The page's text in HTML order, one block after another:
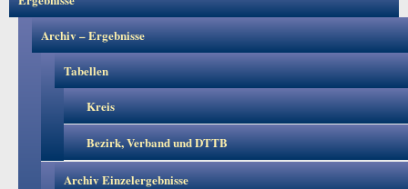
Archiv – Ergebnisse
Tabellen
Kreis
Bezirk, Verband und DTTB
Archiv Einzelergebnisse